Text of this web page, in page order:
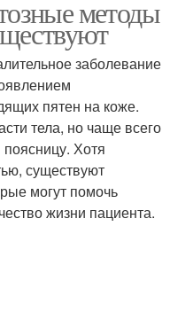
методы
заболевание
пятен на коже.
тела, но чаще всего
поясницу. Хотя
существуют
могут помочь
жизни пациента.